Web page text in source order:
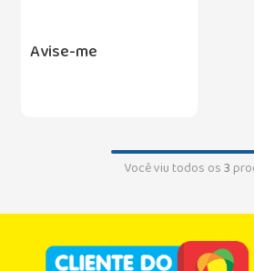
Avise-me
Você viu todos os3